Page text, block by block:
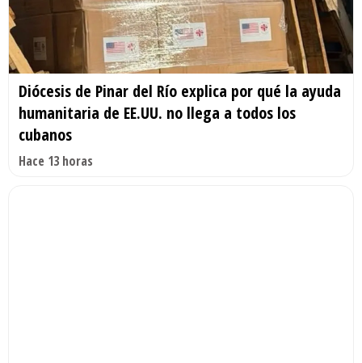
Diócesis de Pinar del Río explica por qué la ayuda
humanitaria de EE.UU. no llega a todos los
cubanos
Hace 13 horas